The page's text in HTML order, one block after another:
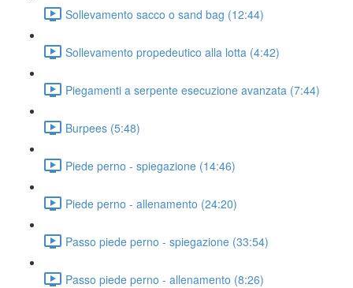
Sollevamento sacco o sand bag (12:44)
Sollevamento propedeutico alla lotta (4:42)
Piegamenti a serpente esecuzione avanzata (7:44)
Burpees (5:48)
Piede perno - spiegazione (14:46)
Piede perno - allenamento (24:20)
Passo piede perno - spiegazione (33:54)
Passo piede perno - allenamento (8:26)